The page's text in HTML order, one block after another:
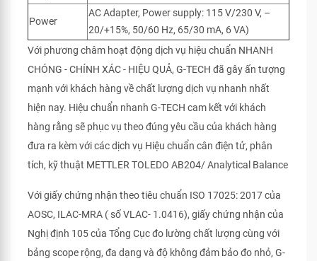
Power
AC Adapter, Power supply: 115 V/230 V, –
20/+15%, 50/60 Hz, 65/30 mA, 6 VA)
Với phương châm hoạt động dịch vụ hiệu chuẩn NHANH
CHÓNG - CHÍNH XÁC - HIỆU QUẢ, G-TECH đã gây ấn tượng
mạnh với khách hàng về chất lượng dịch vụ nhanh nhất
hiện nay. Hiệu chuẩn nhanh G-TECH cam kết với khách
hàng rằng sẽ phục vụ theo đúng yêu cầu của khách hàng
đưa ra kèm với các dịch vụ Hiệu chuẩn cân điện tử, phân
tích, kỹ thuật METTLER TOLEDO AB204/ Analytical Balance
Với giấy chứng nhận theo tiêu chuẩn ISO 17025: 2017 của
AOSC, ILAC-MRA ( số VLAC- 1.0416), giấy chứng nhận của
Nghị định 105 của Tổng Cục đo lường chất lượng cùng với
bảng scope rộng, đa dạng và độ không đảm bảo đo nhỏ, G-